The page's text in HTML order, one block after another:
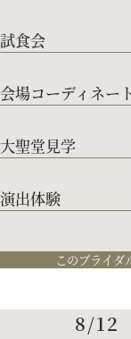
試食会
会場コーディネー
大聖堂見学
演出体験
このブライダ
8/12